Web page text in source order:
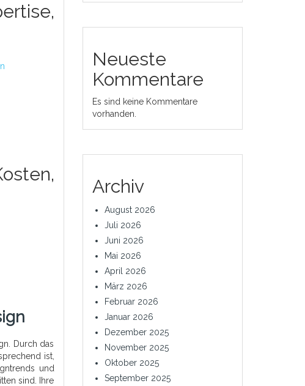
Durch das
ist,
und
sind. Ihre
Neueste
Kommentare
Es sind keine Kommentare
vorhanden.
Archiv
August 2026
Juli 2026
Juni 2026
Mai 2026
April 2026
März 2026
Februar 2026
Januar 2026
Dezember 2025
November 2025
Oktober 2025
September 2025